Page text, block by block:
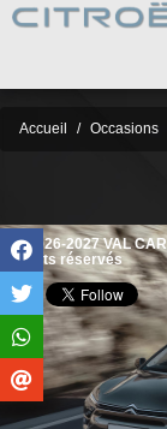
Accueil Occasions
©2026-2027 VAL
droits réservés